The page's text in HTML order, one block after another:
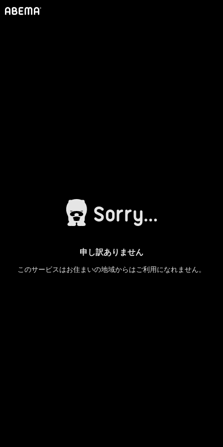
申し訳ありません
このサービスはお住まいの地域からはご利用になれません。